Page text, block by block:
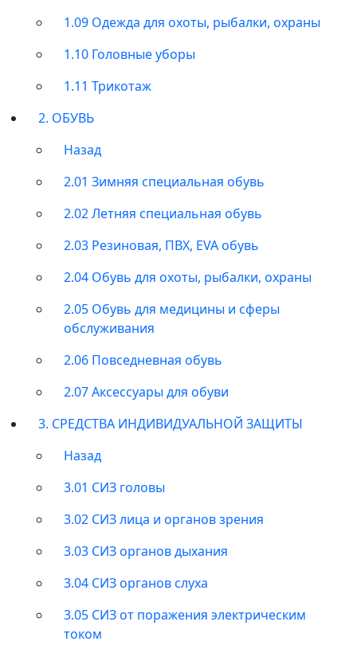
1.09 Одежда для охоты, рыбалки, охраны
1.10 Головные уборы
1.11 Трикотаж
2. ОБУВЬ
Назад
2.01 Зимняя специальная обувь
2.02 Летняя специальная обувь
2.03 Резиновая, ПВХ, EVA обувь
2.04 Обувь для охоты, рыбалки, охраны
2.05 Обувь для медицины и сферы
обслуживания
2.06 Повседневная обувь
2.07 Аксессуары для обуви
3. СРЕДСТВА ИНДИВИДУАЛЬНОЙ ЗАЩИТЫ
Назад
3.01 СИЗ головы
3.02 СИЗ лица и органов зрения
3.03 СИЗ органов дыхания
3.04 СИЗ органов слуха
3.05 СИЗ от поражения электрическим
током